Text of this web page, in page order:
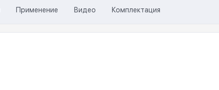
Применение Видео Комплектация